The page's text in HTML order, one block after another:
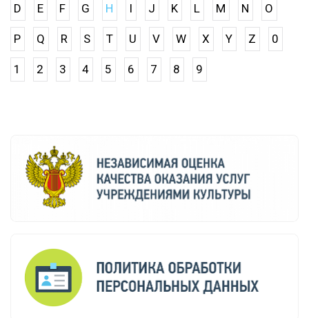
D E F G H I J K L M N O
P Q R S T U V W X Y Z 0
1 2 3 4 5 6 7 8 9